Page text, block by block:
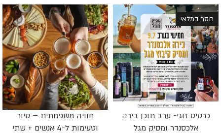
חסר במלאי
כרטיס זוגי- ערב תוכן בירה
אלכסנדר ומסיק מגל
חוויה משפחתית – סיור
וטעימות ל-4 אנשים + שתי